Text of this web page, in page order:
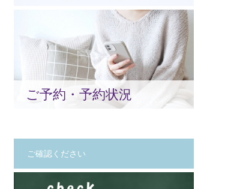
ご予約・予約状況
ご確認ください